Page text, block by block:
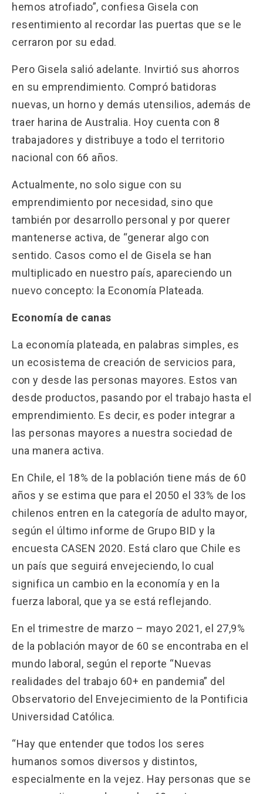
hemos atrofiado”, confiesa Gisela con
resentimiento al recordar las puertas que se le
cerraron por su edad.
Pero Gisela salió adelante. Invirtió sus ahorros
en su emprendimiento. Compró batidoras
nuevas, un horno y demás utensilios, además de
traer harina de Australia. Hoy cuenta con 8
trabajadores y distribuye a todo el territorio
nacional con 66 años.
Actualmente, no solo sigue con su
emprendimiento por necesidad, sino que
también por desarrollo personal y por querer
mantenerse activa, de “generar algo con
sentido. Casos como el de Gisela se han
multiplicado en nuestro país, apareciendo un
nuevo concepto: la Economía Plateada.
Economía de canas
La economía plateada, en palabras simples, es
un ecosistema de creación de servicios para,
con y desde las personas mayores. Estos van
desde productos, pasando por el trabajo hasta el
emprendimiento. Es decir, es poder integrar a
las personas mayores a nuestra sociedad de
una manera activa.
En Chile, el 18% de la población tiene más de 60
años y se estima que para el 2050 el 33% de los
chilenos entren en la categoría de adulto mayor,
según el último informe de Grupo BID y la
encuesta CASEN 2020. Está claro que Chile es
un país que seguirá envejeciendo, lo cual
significa un cambio en la economía y en la
fuerza laboral, que ya se está reflejando.
En el trimestre de marzo – mayo 2021, el 27,9%
de la población mayor de 60 se encontraba en el
mundo laboral, según el reporte “Nuevas
realidades del trabajo 60+ en pandemia” del
Observatorio del Envejecimiento de la Pontificia
Universidad Católica.
“Hay que entender que todos los seres
humanos somos diversos y distintos,
especialmente en la vejez. Hay personas que se